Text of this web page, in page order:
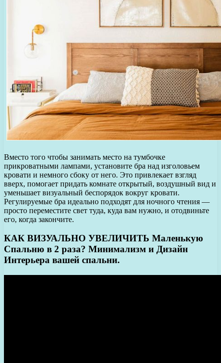
Вместо того чтобы занимать место на тумбочке
прикроватными лампами, установите бра над изголовьем
кровати и немного сбоку от него. Это привлекает взгляд
вверх, помогает придать комнате открытый, воздушный вид и
уменьшает визуальный беспорядок вокруг кровати.
Регулируемые бра идеально подходят для ночного чтения —
просто переместите свет туда, куда вам нужно, и отодвиньте
его, когда закончите.
КАК ВИЗУАЛЬНО УВЕЛИЧИТЬ Маленькую
Спальню в 2 раза? Минимализм и Дизайн
Интерьера вашей спальни.